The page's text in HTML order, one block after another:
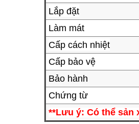
Lắp đặt
Làm mát
Cấp cách nhiệt
Cấp bảo vệ
Bảo hành
Chứng từ
**Lưu ý: Có thể sản